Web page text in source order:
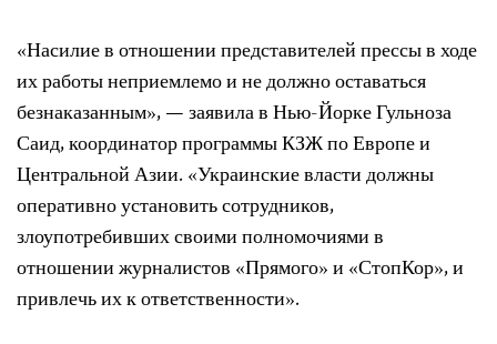
«Насилие в отношении представителей прессы в ходе
их работы неприемлемо и не должно оставаться
безнаказанным», — заявила в Нью-Йорке Гульноза
Саид, координатор программы КЗЖ по Европе и
Центральной Азии. «Украинские власти должны
оперативно установить сотрудников,
злоупотребивших своими полномочиями в
отношении журналистов «Прямого» и «СтопКор», и
привлечь их к ответственности».